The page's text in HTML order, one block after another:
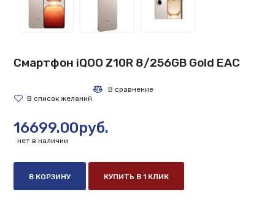
Смартфон iQOO Z10R 8/256GB Gold EAC
16699.00руб.
нет в наличии
В КОРЗИНУ КУПИТЬ В 1 КЛИК